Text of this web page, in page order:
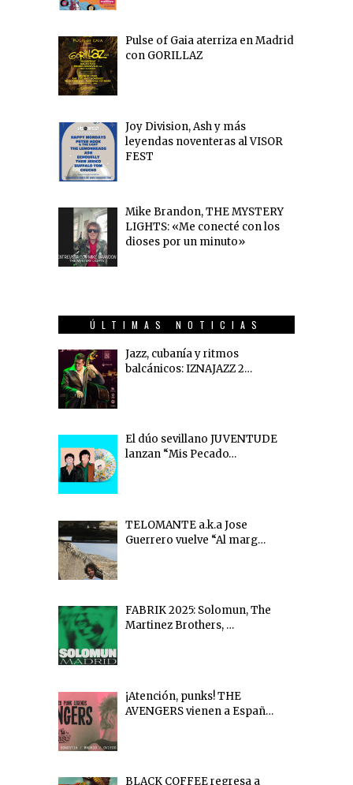
Pulse of Gaia aterriza en Madrid
con GORILLAZ
Joy Division, Ash y más
leyendas noventeras al VISOR
FEST
Mike Brandon, THE MYSTERY
LIGHTS: «Me conecté con los
dioses por un minuto»
ÚLTIMAS NOTICIAS
Jazz, cubanía y ritmos
balcánicos: IZNAJAZZ 2…
El dúo sevillano JUVENTUDE
lanzan “Mis Pecado…
TELOMANTE a.k.a Jose
Guerrero vuelve “Al marg…
FABRIK 2025: Solomun, The
Martinez Brothers, …
¡Atención, punks! THE
AVENGERS vienen a Españ…
BLACK COFFEE regresa a